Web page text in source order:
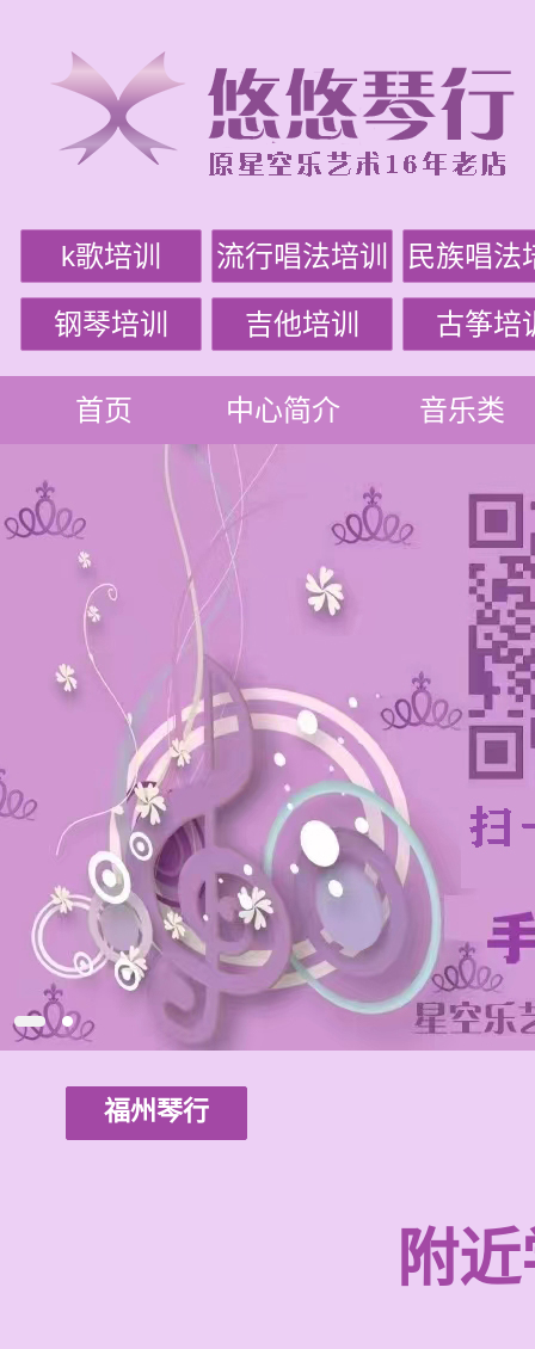
k歌培训 流行唱法培训 民族唱法
钢琴培训 吉他培训 古筝培
首页 中心简介 音乐类
福州琴行
附